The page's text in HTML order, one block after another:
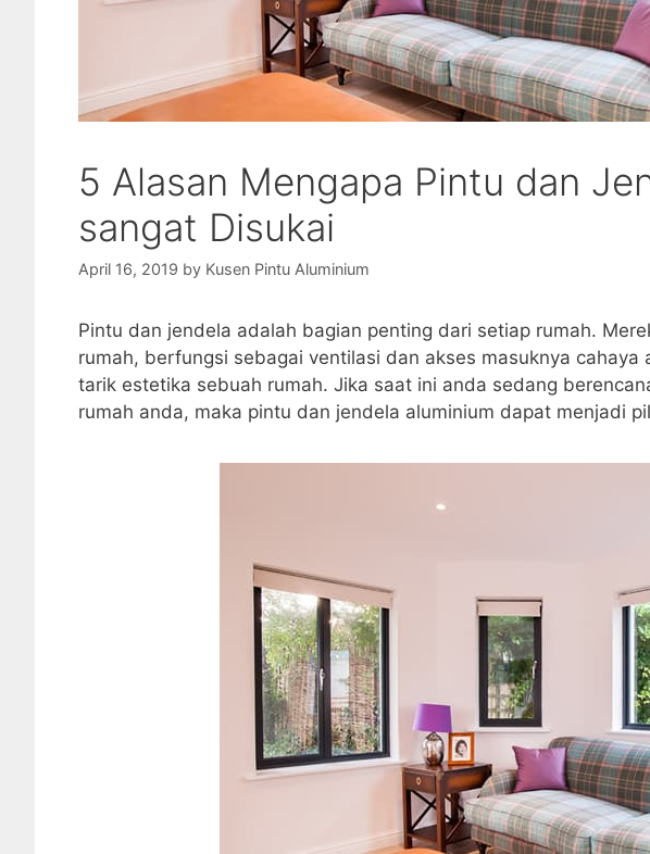
5 Alasan Mengapa Pintu dan
sangat Disukai
April 16, 2019 by Kusen Pintu Aluminium
Pintu dan jendela adalah bagian penting dari setiap rumah.
rumah, berfungsi sebagai ventilasi dan akses masuknya
tarik estetika sebuah rumah. Jika saat ini anda sedang
rumah anda, maka pintu dan jendela aluminium dapat menjadi